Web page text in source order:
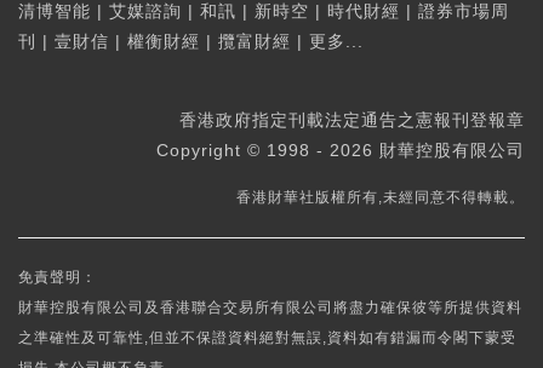
清博智能 | 艾媒諮詢 | 和訊 | 新時空 | 時代財經 | 證券市場周
刊
| 壹財信 | 權衡財經 | 攬富財經 | 更多...
香港政府指定刊載法定通告之憲報刊登報章
Copyright © 1998 - 2026 財華控股有限公司
香港財華社版權所有,未經同意不得轉載。
免責聲明：
財華控股有限公司及香港聯合交易所有限公司將盡力確保彼等所提供資料
之準確性及可靠性,但並不保證資料絕對無誤,資料如有錯漏而令閣下蒙受